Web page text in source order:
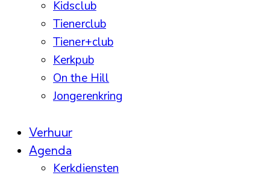
Kidsclub
Tienerclub
Tiener+club
Kerkpub
On the Hill
Jongerenkring
Verhuur
Agenda
Kerkdiensten